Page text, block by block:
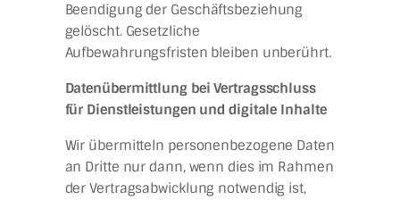
Beendigung der Geschäftsbeziehung
gelöscht. Gesetzliche
Aufbewahrungsfristen bleiben unberührt.
Datenübermittlung bei Vertragsschluss
für Dienstleistungen und digitale Inhalte
Wir übermitteln personenbezogene Daten
an Dritte nur dann, wenn dies im Rahmen
der Vertragsabwicklung notwendig ist,